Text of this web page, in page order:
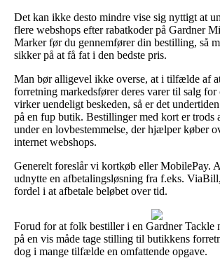
Det kan ikke desto mindre vise sig nyttigt at
flere webshops efter rabatkoder på Gardner
Marker før du gennemfører din bestilling, så
sikker på at få fat i den bedste pris.
Man bør alligevel ikke overse, at i tilfælde af
forretning markedsfører deres varer til salg for
virker uendeligt beskeden, så er det
på en fup butik. Bestillinger med kort er trods
under en lovbestemmelse, der hjælper køber
internet webshops.
Generelt foreslår vi kortkøb eller MobilePay.
udnytte en afbetalingsløsning fra f.eks.
fordel i at afbetale beløbet over tid.
Forud for at folk bestiller i en Gardner Tackle
på en vis måde tage stilling til butikkens
dog i mange tilfælde en omfattende opgave.